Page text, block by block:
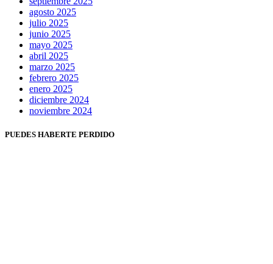
agosto 2025
julio 2025
junio 2025
mayo 2025
abril 2025
marzo 2025
febrero 2025
enero 2025
diciembre 2024
noviembre 2024
PUEDES HABERTE PERDIDO